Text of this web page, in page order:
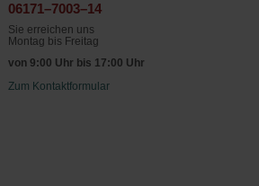
06171–7003–14
Sie erreichen uns
Montag bis Freitag
von 9:00 Uhr bis 17:00 Uhr
Zum Kontaktformular